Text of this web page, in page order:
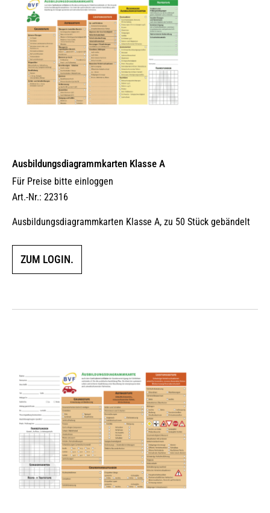
Ausbildungs­dia­gramm­karten Klasse A
Für Preise bitte einloggen
Art.-Nr.: 22316
Ausbildungsdiagrammkarten Klasse A, zu 50 Stück gebändelt
ZUM LOGIN.